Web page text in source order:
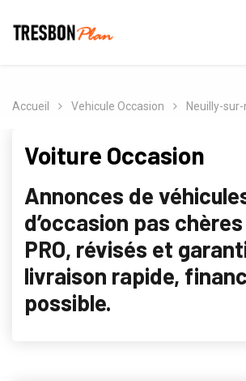
Accueil Vehicule Occasion Neuilly-
Voiture Occasion
Annonces de
d’occasion pas chères
PRO, révisés et
livraison rapide,
possible.